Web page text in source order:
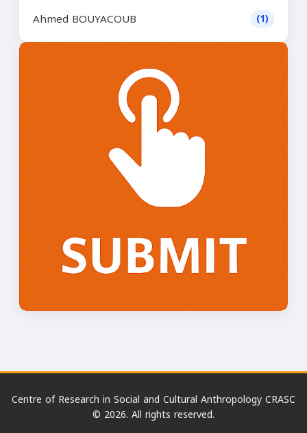
Ahmed BOUYACOUB (1)
Centre of Research in Social and Cultural Anthropology CRASC
© 2026. All rights reserved.